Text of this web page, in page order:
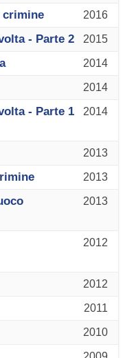
2016
crimine
2015
- Parte 2
2014
2014
2014
- Parte 1
2013
2013
2013
2012
2012
2011
2010